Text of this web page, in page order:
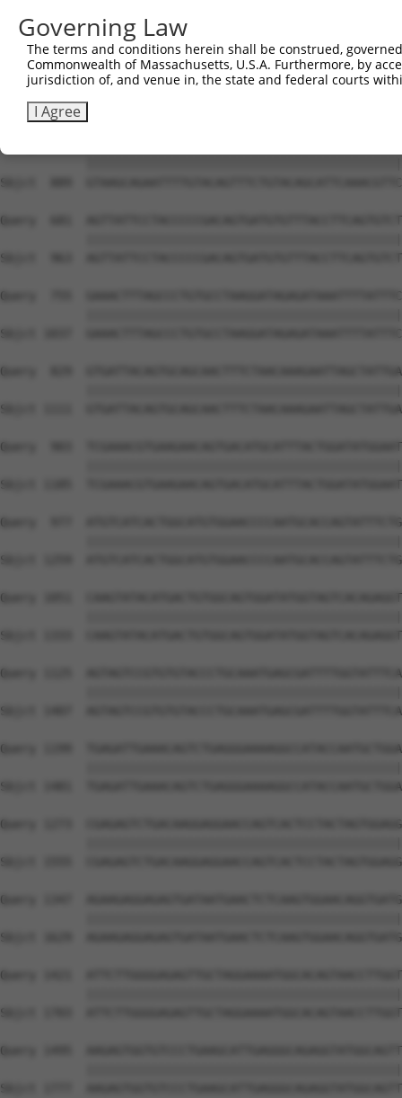
Governing Law
The terms and conditions herein shall be construed,
Commonwealth of Massachusetts, U.S.A. Furthermore, by
jurisdiction of, and venue in, the state and federal courts
I Agree